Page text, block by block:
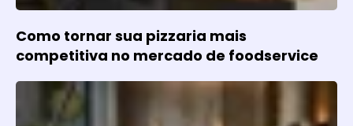
Como tornar sua pizzaria mais
competitiva no mercado de foodservice